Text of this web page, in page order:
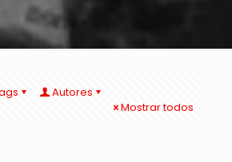
Autores
Mostrar todos